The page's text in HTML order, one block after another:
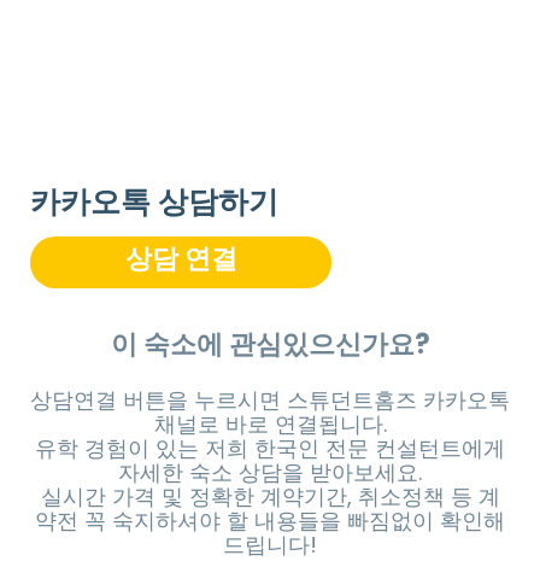
카카오톡 상담하기
상담 연결
이 숙소에 관심있으신가요?
상담연결 버튼을 누르시면 스튜던트홈즈 카카오톡
채널로 바로 연결됩니다.
유학 경험이 있는 저희 한국인 전문 컨설턴트에게
자세한 숙소 상담을 받아보세요.
실시간 가격 및 정확한 계약기간, 취소정책 등 계
약전 꼭 숙지하셔야 할 내용들을 빠짐없이 확인해
드립니다!